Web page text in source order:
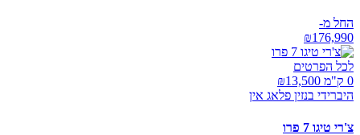
החל מ-
₪176,990
לכל הפרטים
0 ק"מ ₪
13,500
היברידי בנזין פלאג אין
צ'רי טיגו 7 פרו